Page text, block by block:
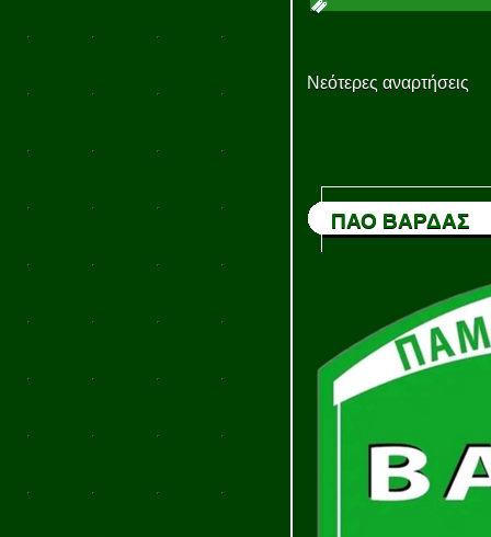
Νεότερες αναρτήσεις
ΠΑΟ ΒΑΡΔΑΣ